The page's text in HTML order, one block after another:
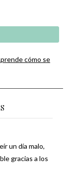
cómo se
un día malo,
gracias a los